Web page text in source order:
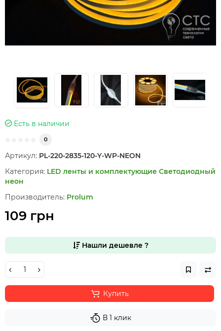
Есть в наличии
0
Артикул: PL-220-2835-120-Y-WP-NEON
Категория: LED ленты и комплектующие Светодиодный
неон
Производитель: Prolum
109 грн
Нашли дешевле ?
Купить
В 1 клик